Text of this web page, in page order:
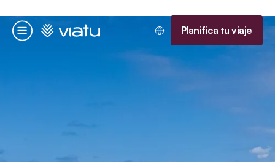
Menú
Página de inicio Planifica tu viaje